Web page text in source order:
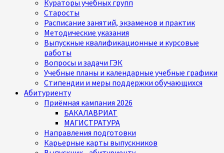
Кураторы учебных групп
Старосты
Расписание занятий, экзаменов и практик
Методические указания
Выпускные квалификационные и курсовые
работы
Вопросы и задачи ГЭК
Учебные планы и календарные учебные графики
Стипендии и меры поддержки обучающихся
Абитуриенту
Приёмная кампания 2026
БАКАЛАВРИАТ
МАГИСТРАТУРА
Направления подготовки
Карьерные карты выпускников